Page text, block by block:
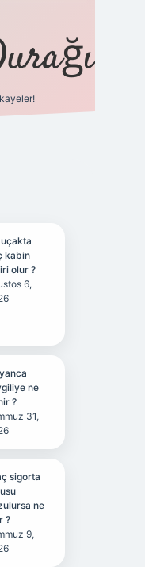
kabin
olur ?
6,
ne
?
31,
sigorta
ne
?
9,